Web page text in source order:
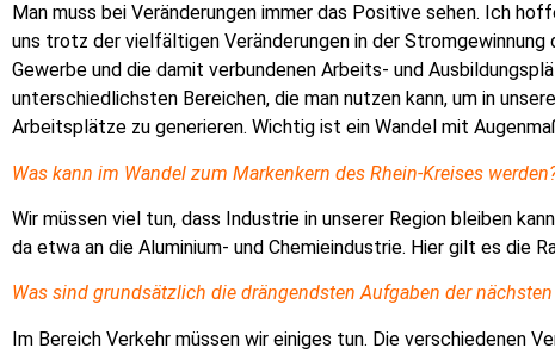
Man muss bei Veränderungen immer das Positive sehen. Ich
uns trotz der vielfältigen Veränderungen in der
Gewerbe und die damit verbundenen Arbeits- und
unterschiedlichsten Bereichen, die man nutzen kann, um in
Arbeitsplätze zu generieren. Wichtig ist ein Wandel mit
Was kann im Wandel zum Markenkern des Rhein-Kreises
Wir müssen viel tun, dass Industrie in unserer Region bleiben
da etwa an die Aluminium- und Chemieindustrie. Hier gilt es die
Was sind grundsätzlich die drängendsten Aufgaben der
Im Bereich Verkehr müssen wir einiges tun. Die verschiedenen